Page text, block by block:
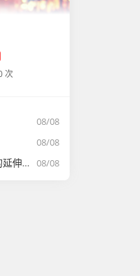
次
08/08
08/08
08/08
有哪些